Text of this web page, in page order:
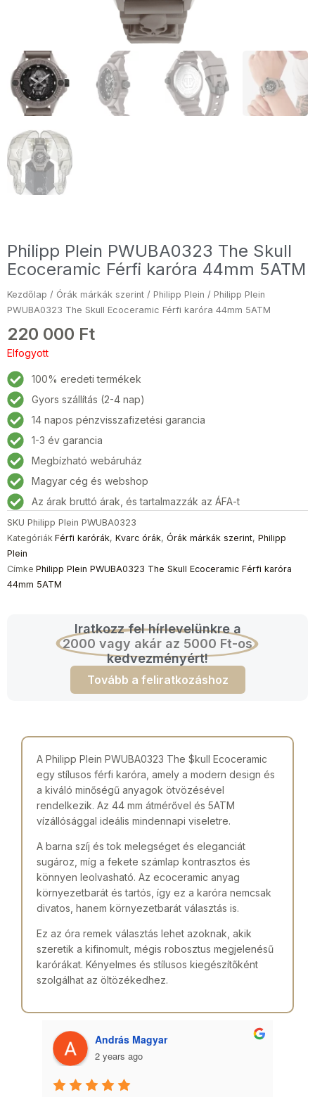
Philipp Plein PWUBA0323 The Skull
Ecoceramic Férfi karóra 44mm 5ATM
Kezdőlap / Órák márkák szerint / Philipp Plein / Philipp Plein
PWUBA0323 The Skull Ecoceramic Férfi karóra 44mm 5ATM
220 000 Ft
Elfogyott
100% eredeti termékek
Gyors szállítás (2-4 nap)
14 napos pénzvisszafizetési garancia
1-3 év garancia
Megbízható webáruház
Magyar cég és webshop
Az árak bruttó árak, és tartalmazzák az ÁFA-t
SKU Philipp Plein PWUBA0323
Kategóriák Férfi karórák, Kvarc órák, Órák márkák szerint, Philipp
Plein
Címke Philipp Plein PWUBA0323 The Skull Ecoceramic Férfi karóra
44mm 5ATM
Iratkozz fel hírlevelünkre a
2000 vagy akár az 5000 Ft-os
kedvezményért!
Tovább a feliratkozáshoz
A Philipp Plein PWUBA0323 The $kull Ecoceramic
egy stílusos férfi karóra, amely a modern design és
a kiváló minőségű anyagok ötvözésével
rendelkezik. Az 44 mm átmérővel és 5ATM
vízállósággal ideális mindennapi viseletre.
A barna szíj és tok melegséget és eleganciát
sugároz, míg a fekete számlap kontrasztos és
könnyen leolvasható. Az ecoceramic anyag
környezetbarát és tartós, így ez a karóra nemcsak
divatos, hanem környezetbarát választás is.
Ez az óra remek választás lehet azoknak, akik
szeretik a kifinomult, mégis robosztus megjelenésű
karórákat. Kényelmes és stílusos kiegészítőként
szolgálhat az öltözékedhez.
András Magyar
2 years ago